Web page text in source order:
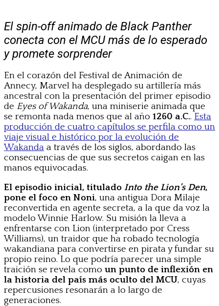
El spin-off animado de Black Panther
conecta con el MCU más de lo esperado
y promete sorprender
En el corazón del Festival de Animación de
Annecy, Marvel ha desplegado su artillería más
ancestral con la presentación del primer episodio
de Eyes of Wakanda, una miniserie animada que
se remonta nada menos que al año 1260 a.C.. Esta
producción de cuatro capítulos se perfila como un
viaje visual e histórico por la evolución de
Wakanda a través de los siglos, abordando las
consecuencias de que sus secretos caigan en las
manos equivocadas.
El episodio inicial, titulado Into the Lion’s Den,
pone el foco en Noni, una antigua Dora Milaje
reconvertida en agente secreta, a la que da voz la
modelo Winnie Harlow. Su misión la lleva a
enfrentarse con Lion (interpretado por Cress
Williams), un traidor que ha robado tecnología
wakandiana para convertirse en pirata y fundar su
propio reino. Lo que podría parecer una simple
traición se revela como un punto de inflexión en
la historia del país más oculto del MCU, cuyas
repercusiones resonarán a lo largo de
generaciones.